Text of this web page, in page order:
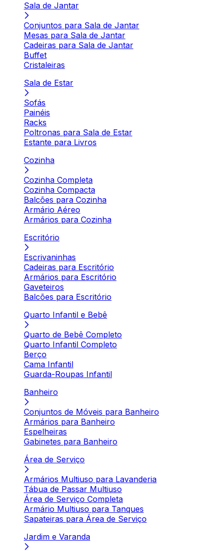
Sala de Jantar
Conjuntos para Sala de Jantar
Mesas para Sala de Jantar
Cadeiras para Sala de Jantar
Buffet
Cristaleiras
Sala de Estar
Sofás
Painéis
Racks
Poltronas para Sala de Estar
Estante para Livros
Cozinha
Cozinha Completa
Cozinha Compacta
Balcões para Cozinha
Armário Aéreo
Armários para Cozinha
Escritório
Escrivaninhas
Cadeiras para Escritório
Armários para Escritório
Gaveteiros
Balcões para Escritório
Quarto Infantil e Bebê
Quarto de Bebê Completo
Quarto Infantil Completo
Berço
Cama Infantil
Guarda-Roupas Infantil
Banheiro
Conjuntos de Móveis para Banheiro
Armários para Banheiro
Espelheiras
Gabinetes para Banheiro
Área de Serviço
Armários Multiuso para Lavanderia
Tábua de Passar Multiuso
Área de Serviço Completa
Armário Multiuso para Tanques
Sapateiras para Área de Serviço
Jardim e Varanda